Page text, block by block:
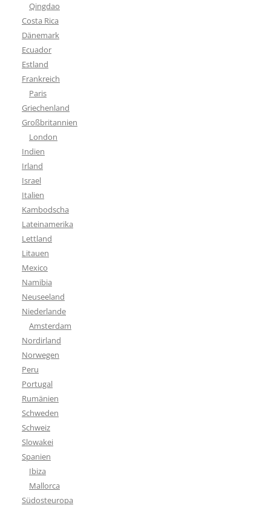
Qingdao
Costa Rica
Dänemark
Ecuador
Estland
Frankreich
Paris
Griechenland
Großbritannien
London
Indien
Irland
Israel
Italien
Kambodscha
Lateinamerika
Lettland
Litauen
Mexico
Namibia
Neuseeland
Niederlande
Amsterdam
Nordirland
Norwegen
Peru
Portugal
Rumänien
Schweden
Schweiz
Slowakei
Spanien
Ibiza
Mallorca
Südosteuropa